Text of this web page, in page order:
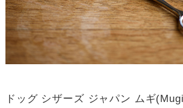
ドッグ シザーズ ジャパン ムギ